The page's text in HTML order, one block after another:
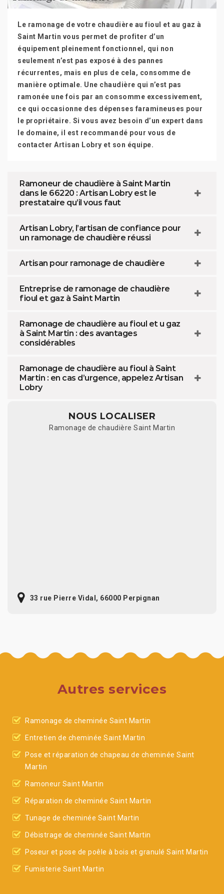
Le ramonage de votre chaudière au fioul et au gaz à
Saint Martin vous permet de profiter d’un
équipement pleinement fonctionnel, qui non
seulement n’est pas exposé à des pannes
récurrentes, mais en plus de cela, consomme de
manière optimale. Une chaudière qui n’est pas
ramonée une fois par an consomme excessivement,
ce qui occasionne des dépenses faramineuses pour
le propriétaire. Si vous avez besoin d’un expert dans
le domaine, il est recommandé pour vous de
contacter Artisan Lobry et son équipe.
Ramoneur de chaudière à Saint Martin
dans le 66220 : Artisan Lobry est le
prestataire qu’il vous faut
Artisan Lobry, l’artisan de confiance pour
un ramonage de chaudière réussi
Artisan pour ramonage de chaudière
Entreprise de ramonage de chaudière
fioul et gaz à Saint Martin
Ramonage de chaudière au fioul et u gaz
à Saint Martin : des avantages
considérables
Ramonage de chaudière au fioul à Saint
Martin : en cas d’urgence, appelez Artisan
Lobry
NOUS LOCALISER
Ramonage de chaudière Saint Martin
33 rue Pierre Vidal, 66000 Perpignan
Autres services
Ramonage de cheminée Saint Martin
Entretien de cheminée Saint Martin
Pose et réparation de chapeau de cheminée Saint
Martin
Ramoneur Saint Martin
Réparation de cheminée Saint Martin
Tunage de cheminée Saint Martin
Débistrage de cheminée Saint Martin
Poseur et pose de poêle à bois et granulé Saint Martin
Fumisterie Saint Martin